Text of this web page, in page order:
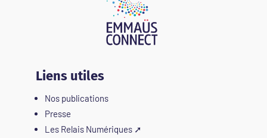
Liens utiles
Nos publications
Presse
Les Relais Numériques➚